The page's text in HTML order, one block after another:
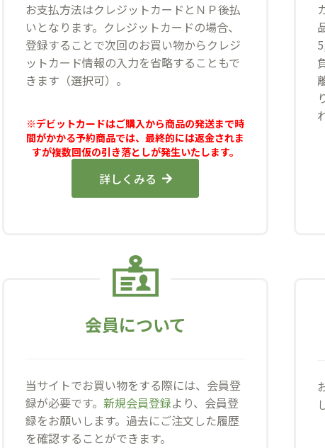
お支払方法はクレジットカードとＮＰ後払
いとなります。クレジットカードの場合、
登録することで次回のお買い物からクレジ
ットカード情報の入力を省略することもで
きます（選択可）。
※デビットカードはご購入から商品の発送まで時
間がかかる予約商品では、最終的には返金されま
すが複数回仮の引き落としが発生いたします。
詳しくみる
会員について
当サイトでお買い物をする際には、会員登
録が必要です。 新規会員登録より、会員登
録をお願いします。過去にご注文した履歴
を確認することができます。